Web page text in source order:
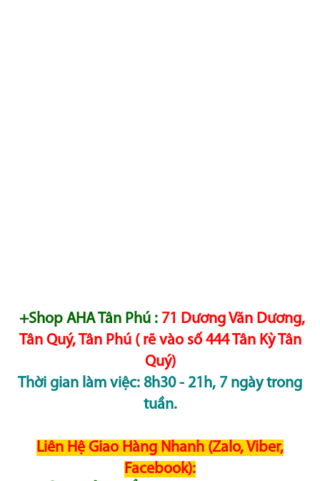
+Shop AHA Tân Phú : 71 Dương Văn Dương,
Tân Quý, Tân Phú ( rẽ vào số 444 Tân Kỳ Tân
Quý)
Thời gian làm việc: 8h30 - 21h, 7 ngày trong
tuần.
Liên Hệ Giao Hàng Nhanh (Zalo, Viber,
Facebook):